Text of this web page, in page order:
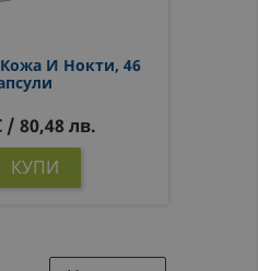
И Нокти, 46
/ 80,48 лв.
КУПИ